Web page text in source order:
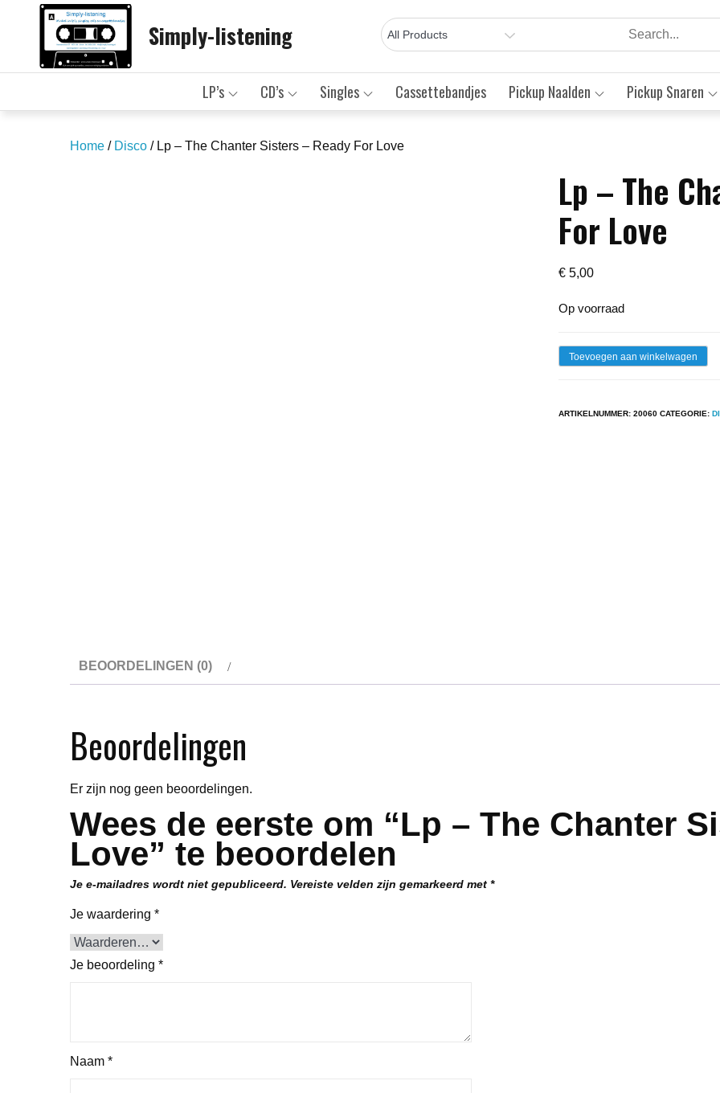
Simply-listening
LP’s CD’s Singles Cassettebandjes Pickup Naalden Pickup Snaren
Home / Disco / Lp – The Chanter Sisters – Ready For Love
Lp – The
For Love
€ 5,00
Op voorraad
LpToevoegen aan winkelwagen
ARTIKELNUMMER:20060 CATEGORIE:
BEOORDELINGEN (0)
Beoordelingen
Er zijn nog geen beoordelingen.
Wees de eerste om “Lp – The Chanter
Love” te beoordelen
Je e-mailadres wordt niet gepubliceerd. Vereiste velden zijn gemarkeerd met *
Je waardering *
Je beoordeling *
Naam *